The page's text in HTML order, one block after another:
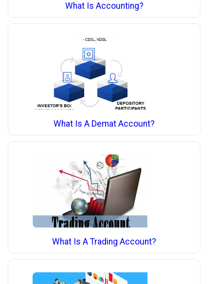
What Is Accounting?
What Is A Demat Account?
What Is A Trading Account?